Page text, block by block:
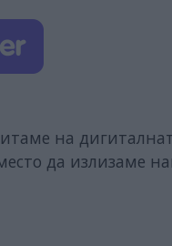
на
да излизаме